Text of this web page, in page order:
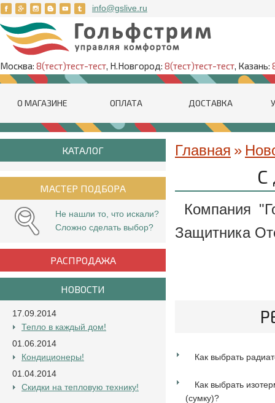
info@gslive.ru
Москва: 8(тест)тест-тест, Н.Новгород: 8(тест)тест-тест, Казань:
О МАГАЗИНЕ ОПЛАТА ДОСТАВКА
КАТАЛОГ
МАСТЕР ПОДБОРА
Не нашли то, что искали?
Сложно сделать выбор?
РАСПРОДАЖА
НОВОСТИ
17.09.2014
Тепло в каждый дом!
01.06.2014
Кондиционеры!
01.04.2014
Скидки на тепловую технику!
Главная »
С
Компания
Защитника
Как выбрать
Как выбрать
(сумку)?